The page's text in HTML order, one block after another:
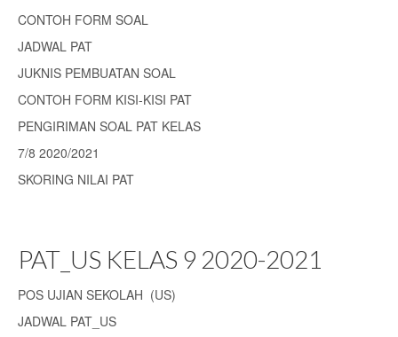
CONTOH FORM SOAL
JADWAL PAT
JUKNIS PEMBUATAN SOAL
CONTOH FORM KISI-KISI PAT
PENGIRIMAN SOAL PAT KELAS
7/8 2020/2021
SKORING NILAI PAT
PAT_US KELAS 9 2020-2021
POS UJIAN SEKOLAH (US)
JADWAL PAT_US